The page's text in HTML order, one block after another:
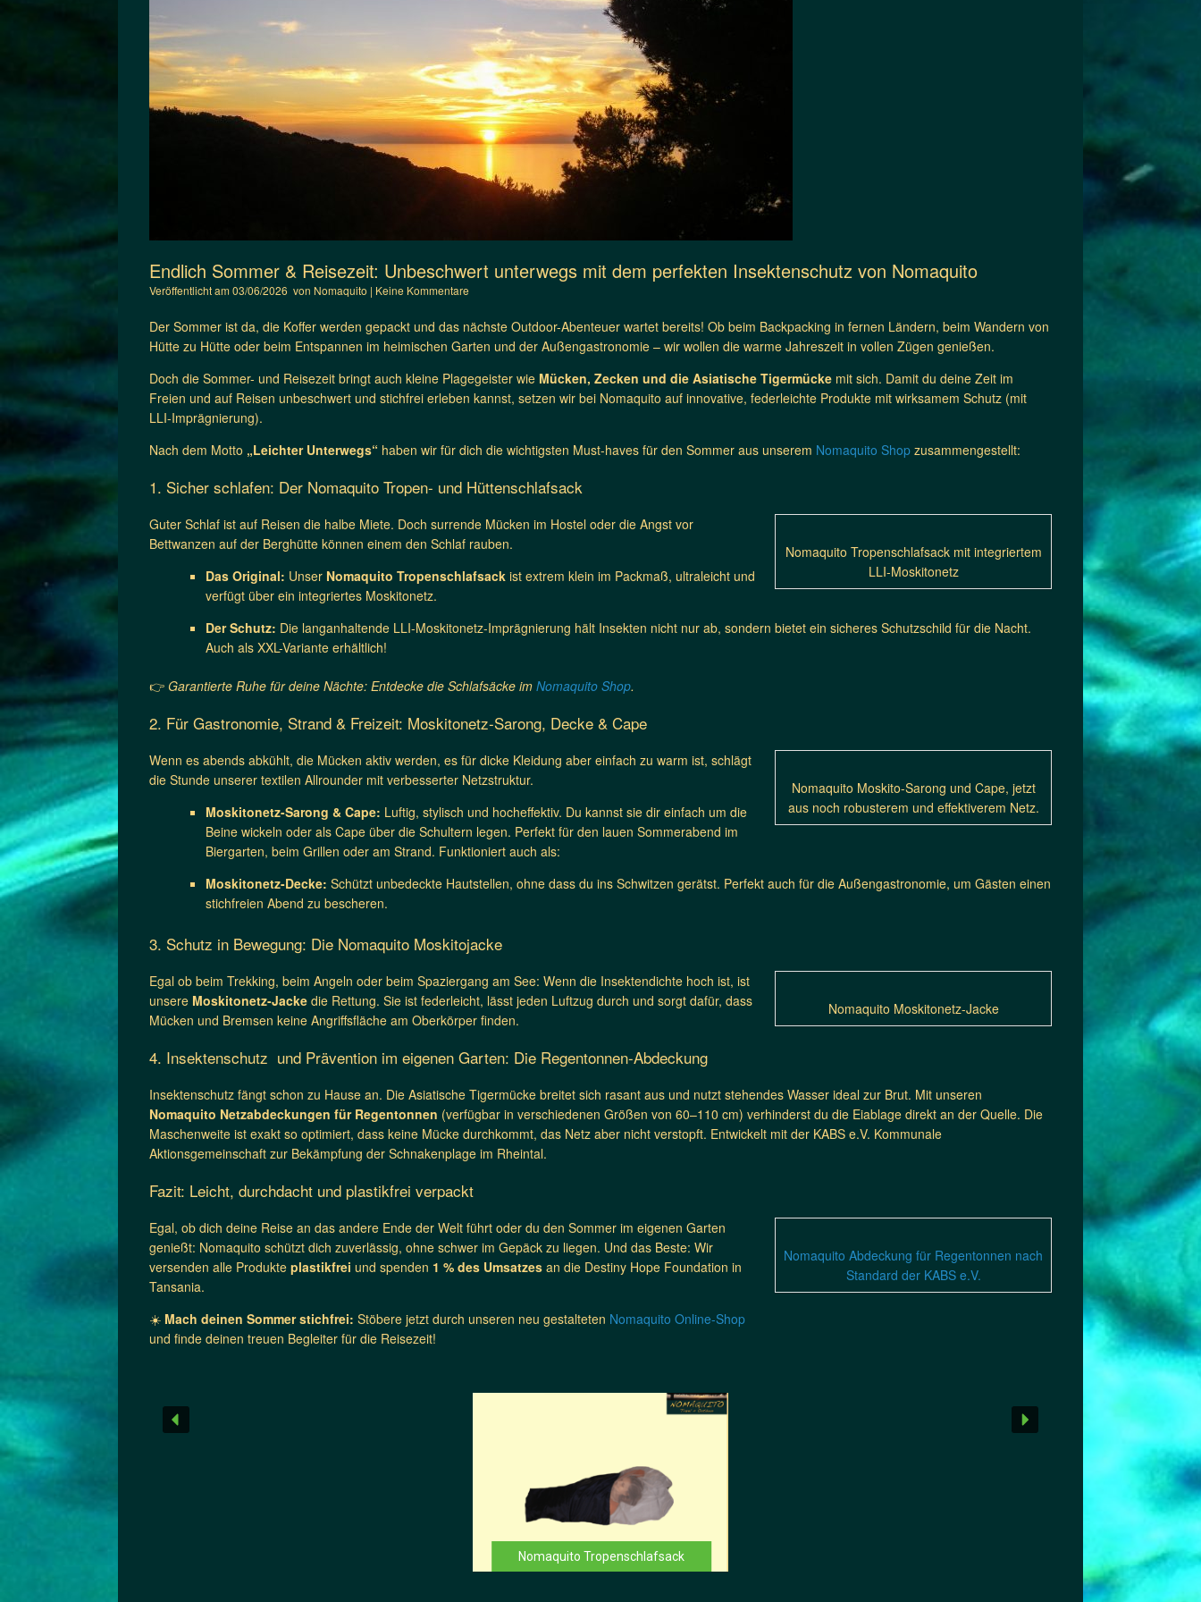
Endlich Sommer & Reisezeit: Unbeschwert unterwegs mit dem perfekten Insektenschutz von Nomaquito
Veröffentlicht am03/06/2026 von Nomaquito | Keine Kommentare
Der Sommer ist da, die Koffer werden gepackt und das nächste Outdoor-Abenteuer wartet bereits! Ob beim Backpacking in fernen Ländern, beim Wandern von
Hütte zu Hütte oder beim Entspannen im heimischen Garten und der Außengastronomie – wir wollen die warme Jahreszeit in vollen Zügen genießen.
Doch die Sommer- und Reisezeit bringt auch kleine Plagegeister wie Mücken, Zecken und die Asiatische Tigermücke mit sich. Damit du deine Zeit im
Freien und auf Reisen unbeschwert und stichfrei erleben kannst, setzen wir bei Nomaquito auf innovative, federleichte Produkte mit wirksamem Schutz (mit
LLI-Imprägnierung).
Nach dem Motto „Leichter Unterwegs“ haben wir für dich die wichtigsten Must-haves für den Sommer aus unserem Nomaquito Shop zusammengestellt:
1. Sicher schlafen: Der Nomaquito Tropen- und Hüttenschlafsack
Nomaquito Tropenschlafsack mit integriertem
LLI-Moskitonetz
Guter Schlaf ist auf Reisen die halbe Miete. Doch surrende Mücken im Hostel oder die Angst vor
Bettwanzen auf der Berghütte können einem den Schlaf rauben.
Das Original: Unser Nomaquito Tropenschlafsack ist extrem klein im Packmaß, ultraleicht und
verfügt über ein integriertes Moskitonetz.
Der Schutz: Die langanhaltende LLI-Moskitonetz-Imprägnierung hält Insekten nicht nur ab, sondern bietet ein sicheres Schutzschild für die Nacht.
Auch als XXL-Variante erhältlich!
👉 Garantierte Ruhe für deine Nächte: Entdecke die Schlafsäcke im Nomaquito Shop.
2. Für Gastronomie, Strand & Freizeit: Moskitonetz-Sarong, Decke & Cape
Nomaquito Moskito-Sarong und Cape, jetzt
aus noch robusterem und effektiverem Netz.
Wenn es abends abkühlt, die Mücken aktiv werden, es für dicke Kleidung aber einfach zu warm ist, schlägt
die Stunde unserer textilen Allrounder mit verbesserter Netzstruktur.
Moskitonetz-Sarong & Cape: Luftig, stylisch und hocheffektiv. Du kannst sie dir einfach um die
Beine wickeln oder als Cape über die Schultern legen. Perfekt für den lauen Sommerabend im
Biergarten, beim Grillen oder am Strand. Funktioniert auch als:
Moskitonetz-Decke: Schützt unbedeckte Hautstellen, ohne dass du ins Schwitzen gerätst. Perfekt auch für die Außengastronomie, um Gästen einen
stichfreien Abend zu bescheren.
3. Schutz in Bewegung: Die Nomaquito Moskitojacke
Nomaquito Moskitonetz-Jacke
Egal ob beim Trekking, beim Angeln oder beim Spaziergang am See: Wenn die Insektendichte hoch ist, ist
unsere Moskitonetz-Jacke die Rettung. Sie ist federleicht, lässt jeden Luftzug durch und sorgt dafür, dass
Mücken und Bremsen keine Angriffsfläche am Oberkörper finden.
4. Insektenschutz und Prävention im eigenen Garten: Die Regentonnen-Abdeckung
Insektenschutz fängt schon zu Hause an. Die Asiatische Tigermücke breitet sich rasant aus und nutzt stehendes Wasser ideal zur Brut. Mit unseren
Nomaquito Netzabdeckungen für Regentonnen (verfügbar in verschiedenen Größen von 60–110 cm) verhinderst du die Eiablage direkt an der Quelle. Die
Maschenweite ist exakt so optimiert, dass keine Mücke durchkommt, das Netz aber nicht verstopft. Entwickelt mit der KABS e.V. Kommunale
Aktionsgemeinschaft zur Bekämpfung der Schnakenplage im Rheintal.
Fazit: Leicht, durchdacht und plastikfrei verpackt
Nomaquito Abdeckung für Regentonnen nach
Standard der KABS e.V.
Egal, ob dich deine Reise an das andere Ende der Welt führt oder du den Sommer im eigenen Garten
genießt: Nomaquito schützt dich zuverlässig, ohne schwer im Gepäck zu liegen. Und das Beste: Wir
versenden alle Produkte plastikfrei und spenden 1 % des Umsatzes an die Destiny Hope Foundation in
Tansania.
☀️ Mach deinen Sommer stichfrei: Stöbere jetzt durch unseren neu gestalteten Nomaquito Online-Shop
und finde deinen treuen Begleiter für die Reisezeit!
Nomaquito Tropenschlafsack